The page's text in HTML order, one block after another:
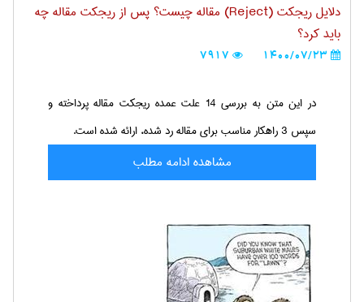
دلایل ریجکت (Reject) مقاله چیست؟ پس از ریجکت مقاله چه
باید کرد؟
1400/07/23
7917
در این متن به بررسی 14 علت عمده ریجکت مقاله پرداخته و
سپس 3 راهکار مناسب برای مقاله رد شده، ارائه شده است.
مشاهده ادامه مطلب